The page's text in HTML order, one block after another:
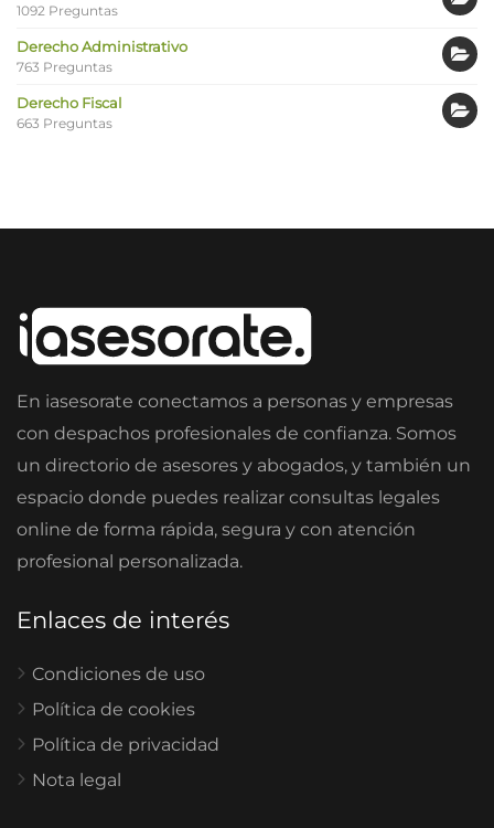
1092 Preguntas
Derecho Administrativo
763 Preguntas
Derecho Fiscal
663 Preguntas
En iasesorate conectamos a personas y empresas
con despachos profesionales de confianza. Somos
un directorio de asesores y abogados, y también un
espacio donde puedes realizar consultas legales
online de forma rápida, segura y con atención
profesional personalizada.
Enlaces de interés
Condiciones de uso
Política de cookies
Política de privacidad
Nota legal